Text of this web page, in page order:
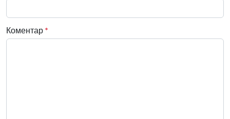
Коментар *